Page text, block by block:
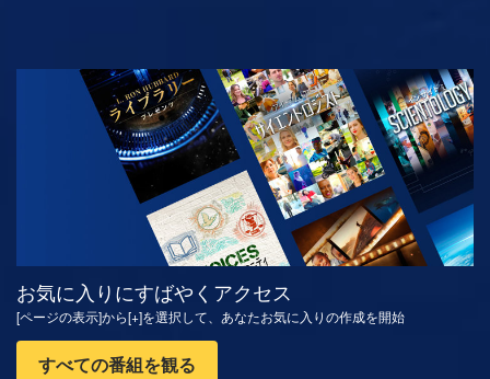
観る シリーズを探求
お気に入りにすばやくアクセス
[ページの表示]から[+]を選択して、あなたお気に入りの作成を開始
すべての番組を観る